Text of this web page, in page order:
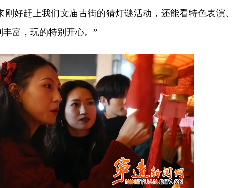
好赶上我们文庙古街的猜灯谜活动，还能看特色表演、
富，玩的特别开心。”